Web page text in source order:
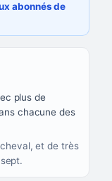
abonnés de
plus de
chacune des
et de très